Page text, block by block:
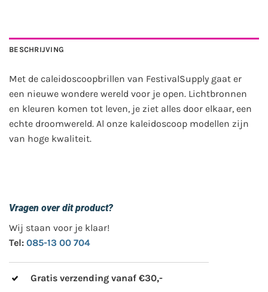
BESCHRIJVING
Met de caleidoscoopbrillen van FestivalSupply gaat er
een nieuwe wondere wereld voor je open. Lichtbronnen
en kleuren komen tot leven, je ziet alles door elkaar, een
echte droomwereld. Al onze kaleidoscoop modellen zijn
van hoge kwaliteit.
Vragen over dit product?
Wij staan voor je klaar!
Tel: 085-13 00 704
Gratis verzending vanaf €30,-